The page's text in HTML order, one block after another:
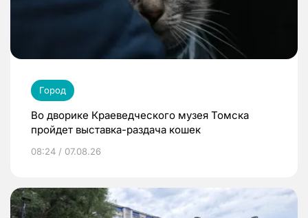
Город
Во дворике Краеведческого музея Томска
пройдет выставка-раздача кошек
08:24 / 07.08.26